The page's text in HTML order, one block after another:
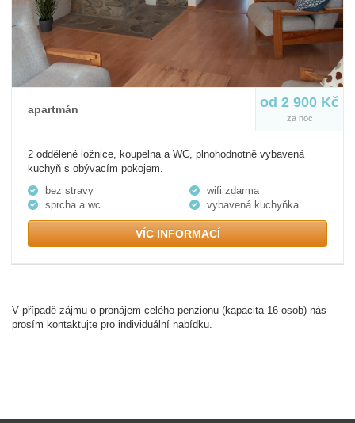
apartmán od 2 900 Kč
za noc
2 oddělené ložnice, koupelna a WC, plnohodnotně vybavená
kuchyň s obývacím pokojem.
bez stravy
sprcha a wc
wifi zdarma
vybavená kuchyňka
VÍC INFORMACÍ
V případě zájmu o pronájem celého penzionu (kapacita 16 osob) nás
prosím kontaktujte pro individuální nabídku.